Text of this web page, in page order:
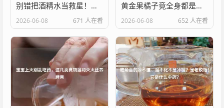
别错把酒精水当救星！真正控油缩毛孔不烂脸的收敛水，是这种肌肤调节器
2026-06-08 671 人在看
黄金果橘子竟全身都是宝！这6大功效不可不知
2026-06-08 652 人在看